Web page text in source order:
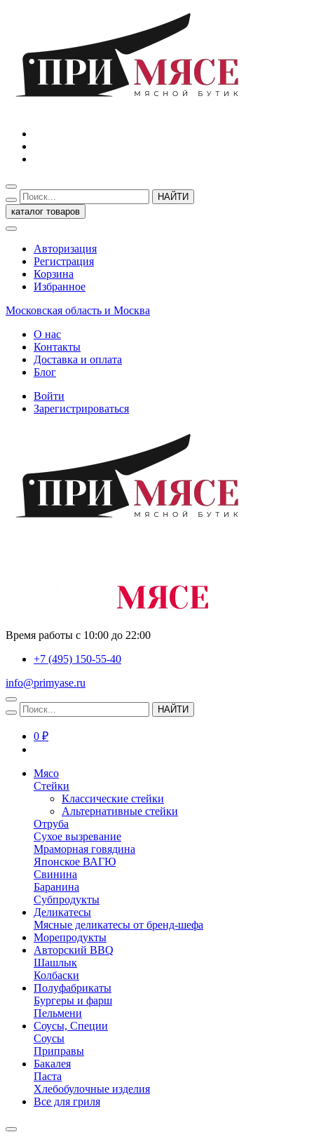
НАЙТИ
каталог товаров
Авторизация
Регистрация
Корзина
Избранное
Московская область и Москва
О нас
Контакты
Доставка и оплата
Блог
Войти
Зарегистрироваться
Время работы с 10:00 до 22:00
+7 (495) 150-55-40
info@primyase.ru
НАЙТИ
0 ₽
Мясо
Стейки
Классические стейки
Альтернативные стейки
Отруба
Сухое вызревание
Мраморная говядина
Японское ВАГЮ
Свинина
Баранина
Субпродукты
Деликатесы
Мясные деликатесы от бренд-шефа
Морепродукты
Авторский BBQ
Шашлык
Колбаски
Полуфабрикаты
Бургеры и фарш
Пельмени
Соусы, Специи
Соусы
Приправы
Бакалея
Паста
Хлебобулочные изделия
Все для гриля